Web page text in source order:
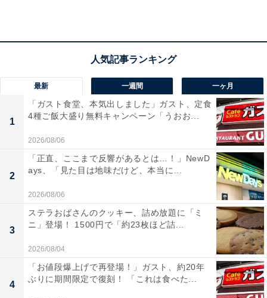
今回の追加販売について、支払い方法はコンビニ前払い
に加えクレジットカード・PayPayにも対応。お届けは
2026年10月以降、順次発送予定とのことです。また、セ
ットに含まれる「メラミン製丼」を含めた転売や再販売
目的の購入は固く断っているとの注意も呼び掛けていま
す。
受付期間は7日12時～15日20時まで。 「受付開始直後
はアクセスの集中が予想されます。受注期間内であれば
必ずご購入いただけますので、なるべく時間をあけてア
クセスしていただきますようご協力をお願い申し上げま
す」とのことです。気になる人は、ぜひチェックしてみ
てくださいね。
最新 一週間 一ヶ月
1
「ガスト食堂、本気出しました」ガスト、定食
4種ご飯大盛り無料キャンペーン「うおお...
2026/08/06
2
「正直、ここまで反響があるとは…！」NewD
ays、「見た目は地味だけど、本当に...
2026/08/06
3
ステラおばさんのクッキー、詰め放題に「ミ
ニ」登場！ 1500円で「約23枚ほど詰...
2026/08/04
4
「お値段爆上げで再登場！」ガスト、約20年
ぶりに期間限定で復刻！ 「これは食べた...